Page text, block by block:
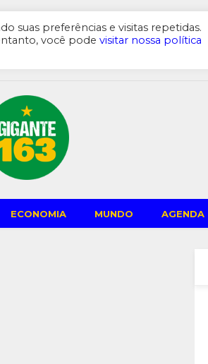
ECONOMIA MUNDO AGENDA
suas preferências e visitas repetidas.
você pode visitar nossa política